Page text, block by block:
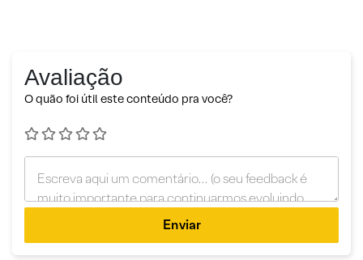
Avaliação
O quão foi útil este conteúdo pra você?
Enviar